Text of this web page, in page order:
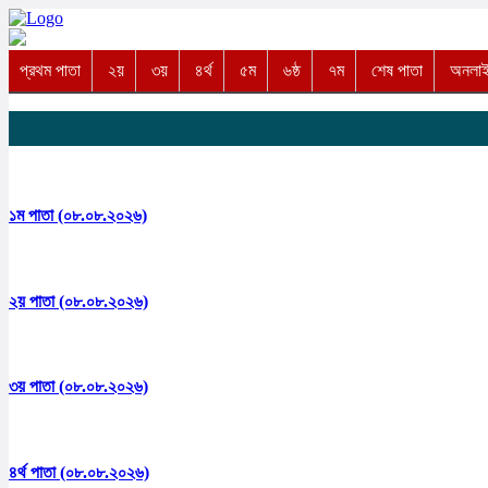
প্রথম পাতা ২য় ৩য় ৪র্থ ৫ম ৬ষ্ঠ ৭ম শেষ পাতা
১ম পাতা (০৮.০৮.২০২৬)
২য় পাতা (০৮.০৮.২০২৬)
৩য় পাতা (০৮.০৮.২০২৬)
৪র্থ পাতা (০৮.০৮.২০২৬)